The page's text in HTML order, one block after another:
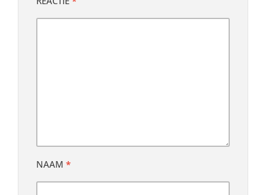
NAAM *